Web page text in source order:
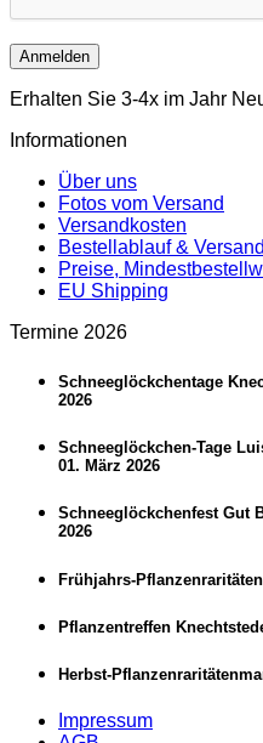
Anmelden
Erhalten Sie 3-4x im Jahr
Informationen
Über uns
Fotos vom Versand
Versandkosten
Bestellablauf &
Preise,
EU Shipping
Termine 2026
Schneeglöckchentage
2026
Schneeglöckchen-Tage
01. März 2026
Schneeglöckchenfest Gut
2026
Frühjahrs-
Pflanzentreffen
Herbst-
Impressum